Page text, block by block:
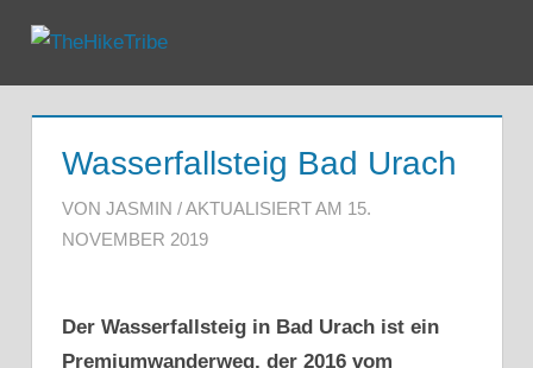
Inhalt
springen
Wasserfallsteig Bad Urach
VON JASMIN / AKTUALISIERT AM 15.
NOVEMBER 2019
Der Wasserfallsteig in Bad Urach ist ein
Premiumwanderweg, der 2016 vom